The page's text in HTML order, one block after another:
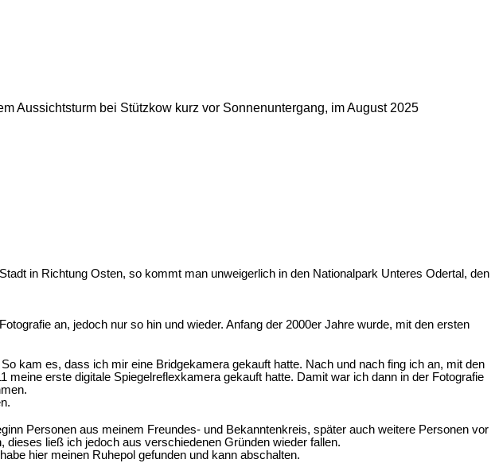
Aussichtsturm bei Stützkow kurz vor Sonnenuntergang, im August 2025
in Richtung Osten, so kommt man unweigerlich in den Nationalpark Unteres Odertal, den
an, jedoch nur so hin und wieder. Anfang der 2000er Jahre wurde, mit den ersten
kam es, dass ich mir eine Bridgekamera gekauft hatte. Nach und nach fing ich an, mit den
erste digitale Spiegelreflexkamera gekauft hatte. Damit war ich dann in der Fotografie
Personen aus meinem Freundes- und Bekanntenkreis, später auch weitere Personen vor
ließ ich jedoch aus verschiedenen Gründen wieder fallen.
hier meinen Ruhepol gefunden und kann abschalten.